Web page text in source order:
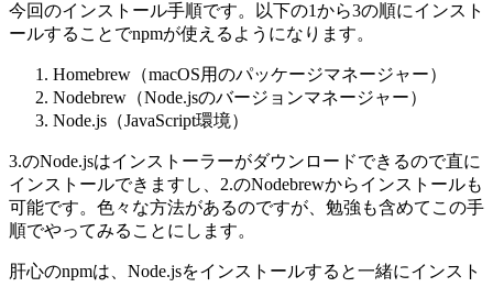
今回のインストール手順です。以下の1から3の順にインスト
ールすることでnpmが使えるようになります。
Homebrew（macOS用のパッケージマネージャー）
Nodebrew（Node.jsのバージョンマネージャー）
Node.js（JavaScript環境）
3.のNode.jsはインストーラーがダウンロードできるので直に
インストールできますし、2.のNodebrewからインストールも
可能です。色々な方法があるのですが、勉強も含めてこの手
順でやってみることにします。
肝心のnpmは、Node.jsをインストールすると一緒にインスト